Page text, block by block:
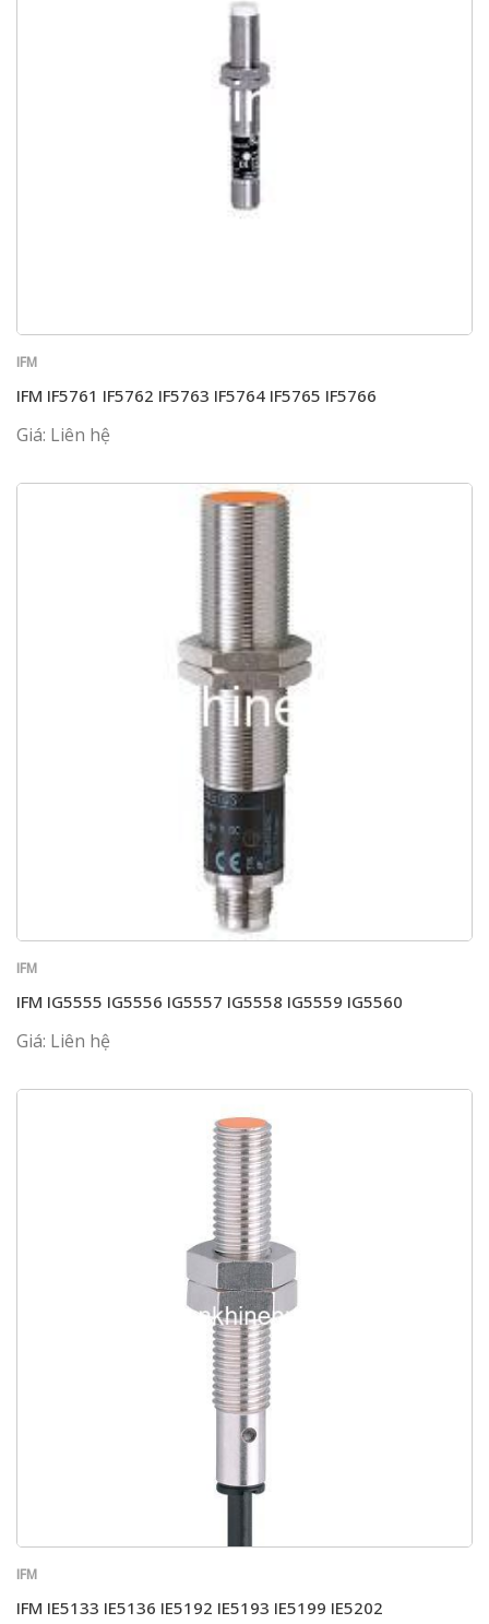
IFM
IFM IF5761 IF5762 IF5763 IF5764 IF5765 IF5766
Giá: Liên hệ
IFM
IFM IG5555 IG5556 IG5557 IG5558 IG5559 IG5560
Giá: Liên hệ
IFM
IFM IE5133 IE5136 IE5192 IE5193 IE5199 IE5202